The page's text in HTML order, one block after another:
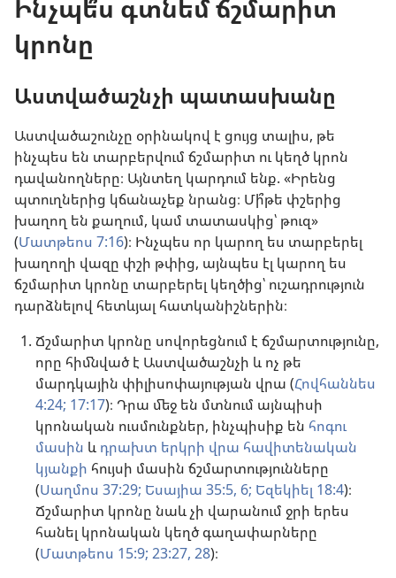
Ինչպե՞ս գտնեմ ճշմարիտ
կրոնը
Աստվածաշնչի պատասխանը
Աստվածաշունչը օրինակով է ցույց տալիս, թե
ինչպես են տարբերվում ճշմարիտ ու կեղծ կրոն
դավանողները։ Այնտեղ կարդում ենք. «Իրենց
պտուղներից կճանաչեք նրանց։ Մի՞թե փշերից
խաղող են քաղում, կամ տատասկից՝ թուզ»
(Մատթեոս 7:16)։ Ինչպես որ կարող ես տարբերել
խաղողի վազը փշի թփից, այնպես էլ կարող ես
ճշմարիտ կրոնը տարբերել կեղծից՝ ուշադրություն
դարձնելով հետևյալ հատկանիշներին։
Ճշմարիտ կրոնը սովորեցնում է ճշմարտությունը,
որը հիմնված է Աստվածաշնչի և ոչ թե
մարդկային փիլիսոփայության վրա (Հովհաննես
4:24; 17:17)։ Դրա մեջ են մտնում այնպիսի
կրոնական ուսմունքներ, ինչպիսիք են հոգու
մասին և դրախտ երկրի վրա հավիտենական
կյանքի հույսի մասին ճշմարտությունները
(Սաղմոս 37:29; Եսայիա 35:5, 6; Եզեկիել 18:4)։
Ճշմարիտ կրոնը նաև չի վարանում ջրի երես
հանել կրոնական կեղծ գաղափարները
(Մատթեոս 15:9; 23:27, 28)։